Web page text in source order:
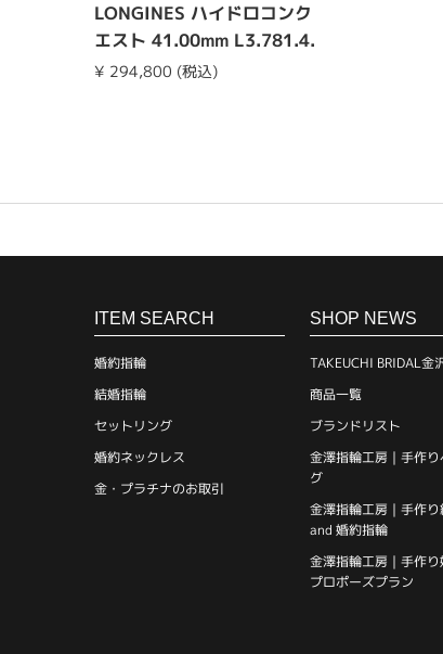
LONGINES ハイドロコンク
エスト 41.00mm L3.781.4.
76.6
¥ 294,800 (税込)
ITEM SEARCH
婚約指輪
結婚指輪
セットリング
婚約ネックレス
金・プラチナのお取引
SHOP NEWS
TAKEUCHI BRIDAL金
商品一覧
ブランドリスト
金澤指輪工房｜手作り
グ
金澤指輪工房｜手作
and 婚約指輪
金澤指輪工房｜手作
プロポーズプラン